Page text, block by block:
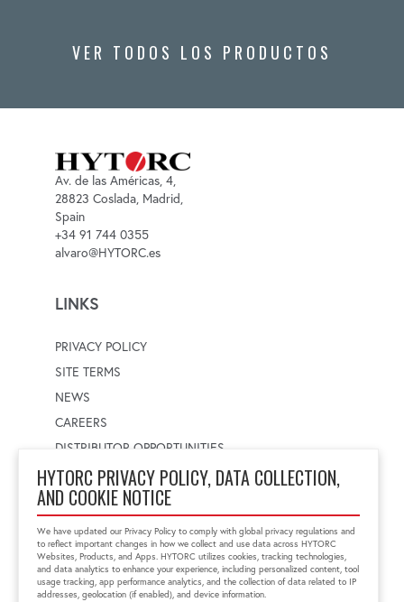
HYTORC PRIVACY POLICY, DATA COLLECTION,
AND COOKIE NOTICE
We have updated our Privacy Policy to comply with global privacy regulations and
to reflect important changes in how we collect and use data across HYTORC
Websites, Products, and Apps. HYTORC utilizes cookies, tracking technologies,
and data analytics to enhance your experience, including personalized content, tool
usage tracking, app performance analytics, and the collection of data related to IP
addresses, geolocation (if enabled), and device information.
VER TODOS LOS PRODUCTOS
Av. de las Américas, 4,
28823 Coslada, Madrid,
Spain
+34 91 744 0355
alvaro@HYTORC.es
LINKS
PRIVACY POLICY
SITE TERMS
NEWS
CAREERS
DISTRIBUTOR OPPORTUNITIES
WORLDWIDE LOCATOR
Select a country
Enter postal code
FIND LOCATION